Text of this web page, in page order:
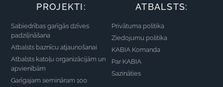
PROJEKTI:
Sabiedrības garīgās dzīves
padziļināšana
Atbalsts baznīcu atjaunošanai
Atbalsts katoļu organizācijām un
apvienībām
Garīgajam semināram 100
ATBALSTS:
Privātuma politika
Ziedojumu politika
KABIA Komanda
Par KABIA
Sazināties